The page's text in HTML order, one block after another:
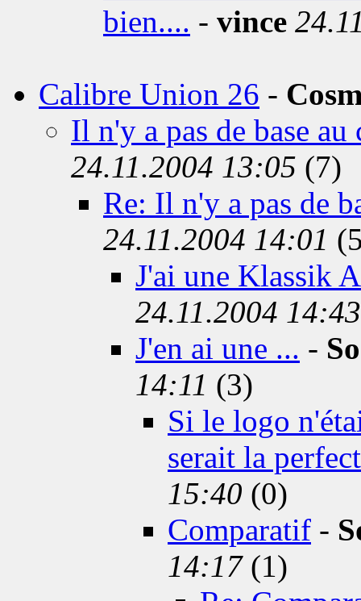
bien.... - vince
Calibre Union 26 -
Il n'y a pas de base
24.11.2004 13:05 (7)
Re: Il n'y a pas de
24.11.2004 14:01
J'ai une Klassik
24.11.2004 14:43
J'en ai une ... -
14:11 (3)
Si le logo
serait la
15:40 (0)
Comparatif -
14:17(1)